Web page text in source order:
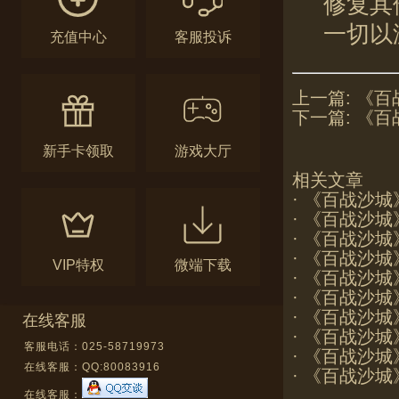
充值中心 客服投诉
新手卡领取 游戏大厅
VIP特权 微端下载
在线客服
客服电话：025-58719973
在线客服： QQ:80083916
在线客服：
一切
上一篇:
《
下一篇:
《
相关文章
·
《百战沙
·
《百战沙
·
《百战沙
·
《百战沙
·
《百战沙
·
《百战沙
·
《百战沙
·
《百战沙
·
《百战沙
·
《百战沙